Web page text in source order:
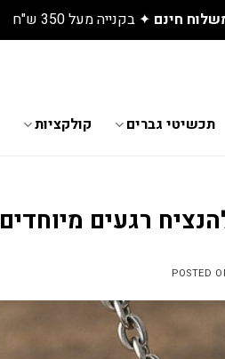
את התכשיטים החדשים שנחתו באתר
תכשיטי גברים קולקציות
רגעים מיוחדים
POSTED